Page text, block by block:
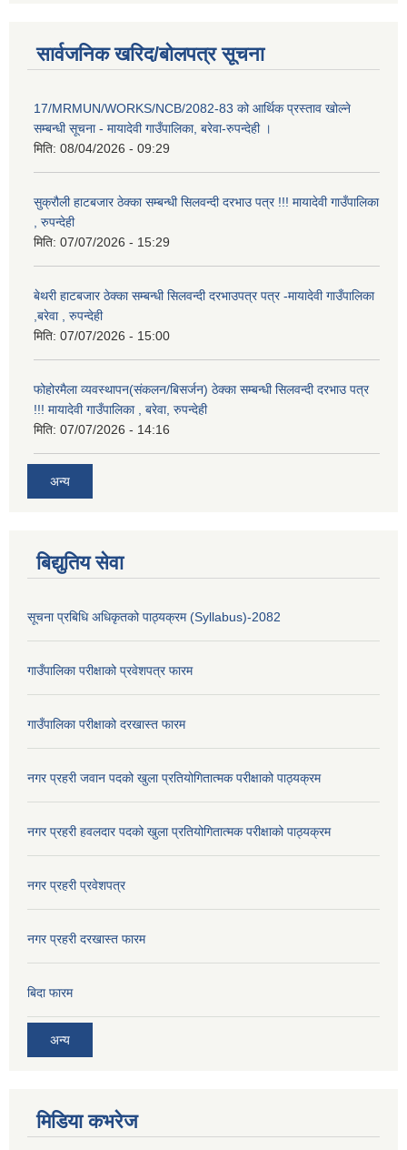
सार्वजनिक खरिद/बोलपत्र सूचना
17/MRMUN/WORKS/NCB/2082-83 को आर्थिक प्रस्ताव खोल्ने
सम्बन्धी सूचना - मायादेवी गाउँपालिका, बरेवा-रुपन्देही ।
मिति: 08/04/2026 - 09:29
सुक्रौली हाटबजार ठेक्का सम्बन्धी सिलवन्दी दरभाउ पत्र !!! मायादेवी गाउँपालिका
, रुपन्देही
मिति: 07/07/2026 - 15:29
बेथरी हाटबजार ठेक्का सम्बन्धी सिलवन्दी दरभाउपत्र पत्र -मायादेवी गाउँपालिका
,बरेवा , रुपन्देही
मिति: 07/07/2026 - 15:00
फोहोरमैला व्यवस्थापन(संकलन/बिसर्जन) ठेक्का सम्बन्धी सिलवन्दी दरभाउ पत्र
!!! मायादेवी गाउँपालिका , बरेवा, रुपन्देही
मिति: 07/07/2026 - 14:16
अन्य
बिद्युतिय सेवा
सूचना प्रबिधि अधिकृतको पाठ्यक्रम (Syllabus)-2082
गाउँपालिका परीक्षाको प्रवेशपत्र फारम
गाउँपालिका परीक्षाको दरखास्त फारम
नगर प्रहरी जवान पदको खुला प्रतियोगितात्मक परीक्षाको पाठ्यक्रम
नगर प्रहरी हवलदार पदको खुला प्रतियोगितात्मक परीक्षाको पाठ्यक्रम
नगर प्रहरी प्रवेशपत्र
नगर प्रहरी दरखास्त फारम
बिदा फारम
अन्य
मिडिया कभरेज